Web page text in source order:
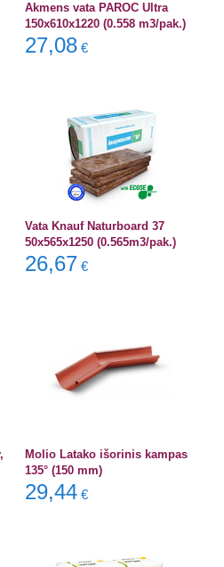
Akmens vata PAROC Ultra
150x610x1220 (0.558 m3/pak.)
27,08 €
Vata Knauf Naturboard 37
50x565x1250 (0.565m3/pak.)
26,67 €
Molio Latako išorinis kampas
135° (150 mm)
29,44 €